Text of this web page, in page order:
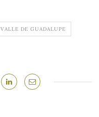
VALLE DE GUADALUPE